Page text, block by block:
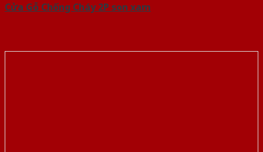
Cửa Gỗ Chống Cháy 2P son xam